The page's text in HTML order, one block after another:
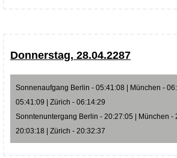
Donnerstag, 28.04.2287
Sonnenaufgang Berlin - 05:41:08 | München -
05:41:09 | Zürich - 06:14:29
Sonntenuntergang Berlin - 20:27:05 | München -
20:03:18 | Zürich - 20:32:37